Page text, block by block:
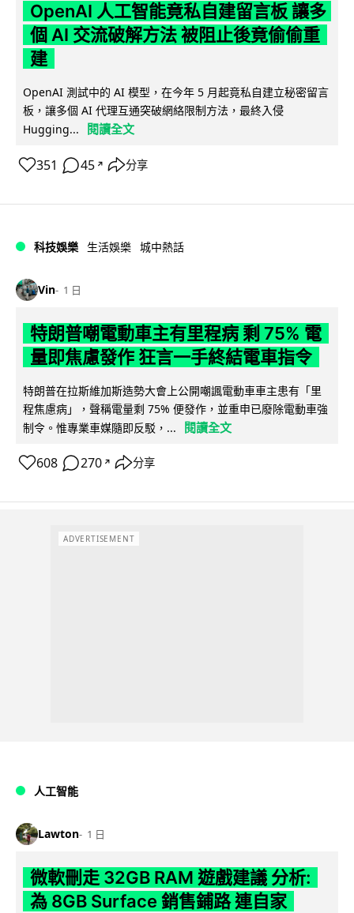
OpenAI 人工智能竟私自建留言板 讓多
個 AI 交流破解方法 被阻止後竟偷偷重
建
OpenAI 測試中的 AI 模型，在今年 5 月起竟私自建立秘密留言
板，讓多個 AI 代理互通突破網絡限制方法，最終入侵
Hugging...
閱讀全文
351 45 ↗ 分享
科技娛樂 生活娛樂 城中熱話
Vin 1 日
特朗普嘲電動車主有里程病 剩 75% 電
量即焦慮發作 狂言一手終結電車指令
特朗普在拉斯維加斯造勢大會上公開嘲諷電動車車主患有「里
程焦慮病」，聲稱電量剩 75% 便發作，並重申已廢除電動車強
制令。惟專業車媒隨即反駁，...
閱讀全文
608 270 ↗ 分享
ADVERTISEMENT
人工智能
Lawton 1 日
微軟刪走 32GB RAM 遊戲建議 分析:
為 8GB Surface 銷售鋪路 連自家